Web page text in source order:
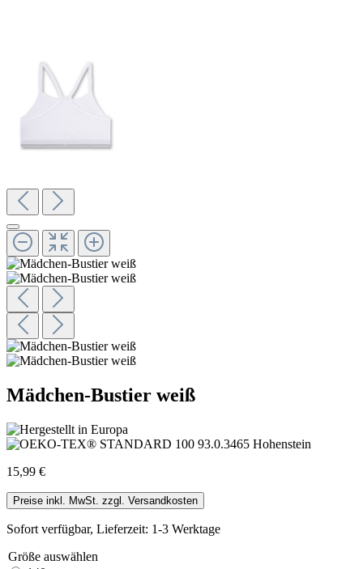
Mädchen-Bustier weiß
15,99 €
Preise inkl. MwSt. zzgl. Versandkosten
Sofort verfügbar, Lieferzeit: 1-3 Werktage
Größe auswählen